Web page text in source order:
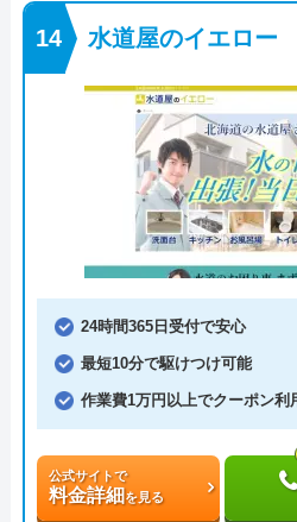
水道屋のイエロー
24時間365日受付で安心
最短10分で駆けつけ可能
作業費1万円以上でクーポン利
公式サイトで
料金詳細 を見る